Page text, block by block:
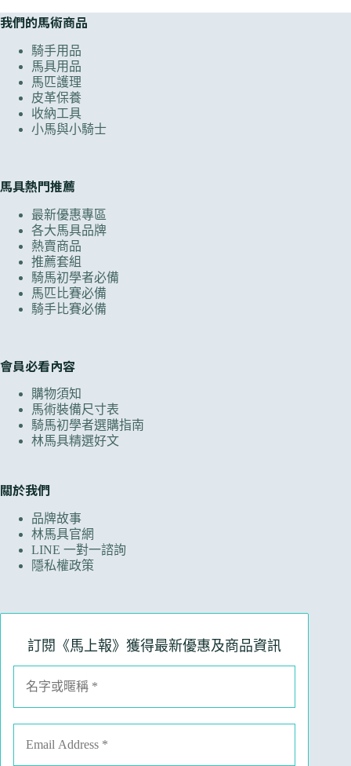
我們的馬術商品
騎手用品
馬具用品
馬匹護理
皮革保養
收納工具
小馬與小騎士
馬具熱門推薦
最新優惠專區
各大馬具品牌
熱賣商品
推薦套組
騎馬初學者必備
馬匹比賽必備
騎手比賽必備
會員必看內容
購物須知
馬術裝備尺寸表
騎馬初學者選購指南
林馬具精選好文
關於我們
品牌故事
林馬具官網
LINE 一對一諮詢
隱私權政策
訂閱《馬上報》獲得最新優惠及商品資訊